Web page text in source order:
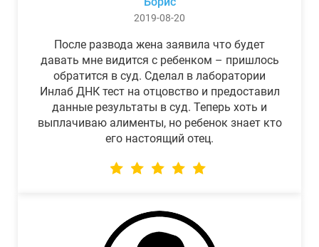
2019-08-20
После развода жена заявила что будет
давать мне видится с ребенком – пришлось
обратится в суд. Сделал в лаборатории
Инлаб ДНК тест на отцовство и предоставил
данные результаты в суд. Теперь хоть и
выплачиваю алименты, но ребенок знает кто
его настоящий отец.